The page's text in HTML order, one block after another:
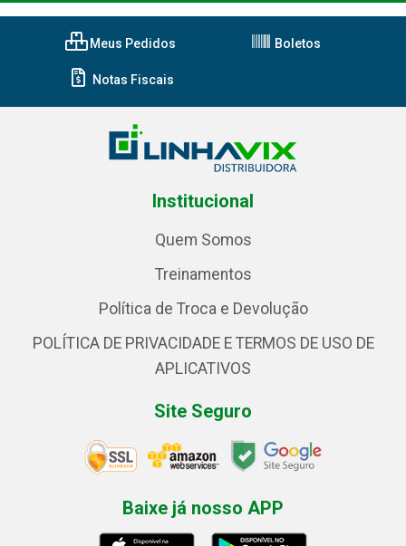
Meus Pedidos Boletos
Notas Fiscais
Institucional
Quem Somos
Treinamentos
Política de Troca e Devolução
POLÍTICA DE PRIVACIDADE E TERMOS DE USO DE
APLICATIVOS
Site Seguro
Baixe já nosso APP